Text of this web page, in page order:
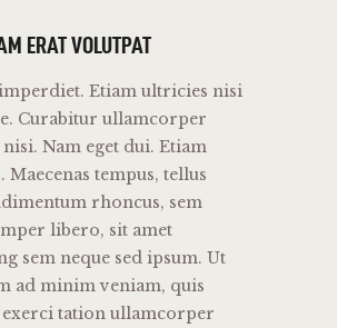
ERAT VOLUTPAT
Etiam ultricies nisi
Curabitur ullamcorper
Nam eget dui. Etiam
Maecenas tempus, tellus
rhoncus, sem
libero, sit amet
sem neque sed ipsum. Ut
ad minim veniam, quis
tation ullamcorper